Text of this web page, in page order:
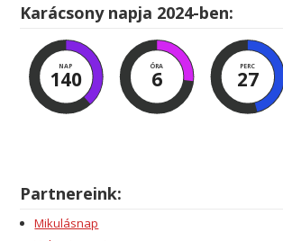
Karácsony napja 2024-ben:
NAP
140
ÓRA
6
PERC
27
Partnereink:
Mikulásnap